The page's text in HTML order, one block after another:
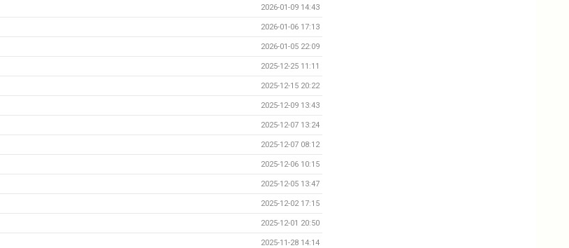
2026-01-09 14:43
2026-01-06 17:13
2026-01-05 22:09
2025-12-25 11:11
2025-12-15 20:22
2025-12-09 13:43
2025-12-07 13:24
2025-12-07 08:12
2025-12-06 10:15
2025-12-05 13:47
2025-12-02 17:15
2025-12-01 20:50
2025-11-28 14:14